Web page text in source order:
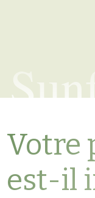
Votre
est-il